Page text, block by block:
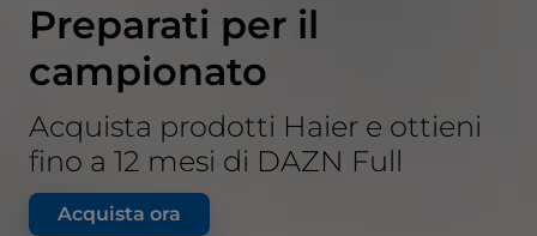
Preparati per il
campionato
Acquista prodotti Haier e ottieni
fino a 12 mesi di DAZN Full
Acquista ora